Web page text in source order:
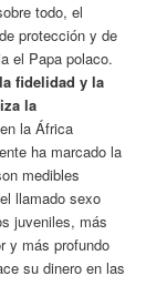
todo, el
protección y de
el Papa polaco.
fidelidad y la
la
la África
ha marcado la
medibles
llamado sexo
juveniles, más
y más profundo
su dinero en las